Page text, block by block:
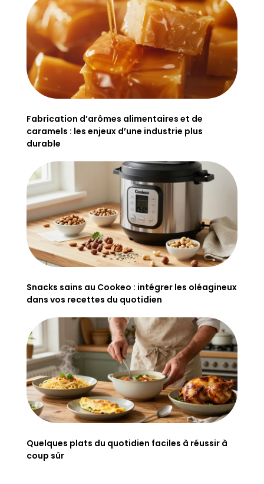
Fabrication d’arômes alimentaires et de
caramels : les enjeux d’une industrie plus
durable
Snacks sains au Cookeo : intégrer les oléagineux
dans vos recettes du quotidien
Quelques plats du quotidien faciles à réussir à
coup sûr